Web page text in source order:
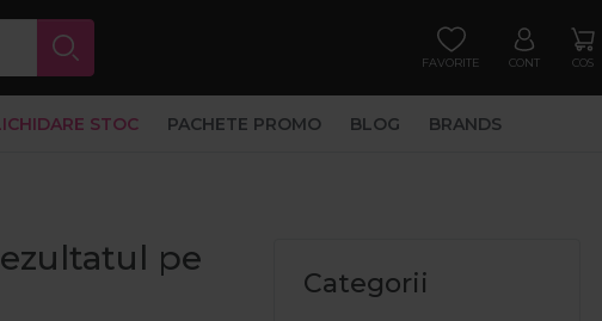
FAVORITE CONT COS
STOC PACHETE PROMO BLOG BRANDS
pe
Categorii